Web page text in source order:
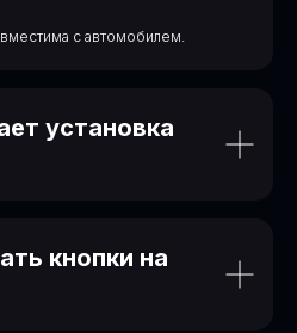
с автомобилем.
установка
кнопки на